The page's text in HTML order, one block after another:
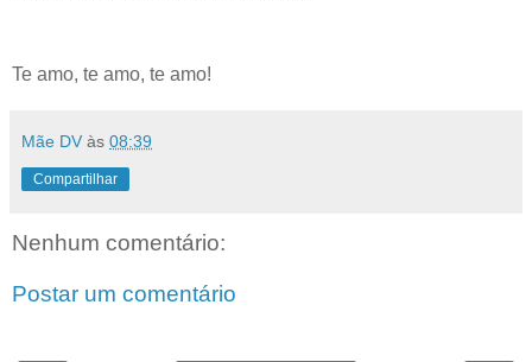
Te amo, te amo, te amo!
Mãe DV às 08:39
Compartilhar
Nenhum comentário:
Postar um comentário